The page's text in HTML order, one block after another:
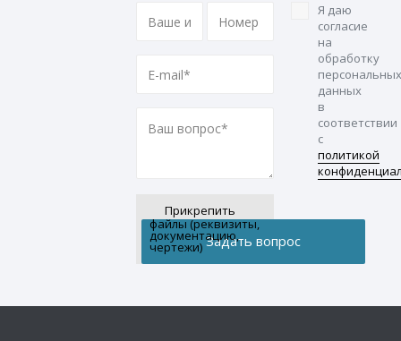
Прикрепить
файлы (реквизиты,
документацию,
чертежи)
Я даю
согласие
на
обработку
персональных
данных
в
соответствии
с
политикой